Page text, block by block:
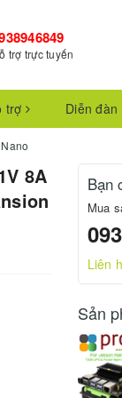
trợ trực tuyến
trợ Diễn đàn
8A
Bạn
Mua
Liên
Sản